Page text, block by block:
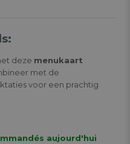
deze menukaart
met de
voor een prachtig
aujourd'hui